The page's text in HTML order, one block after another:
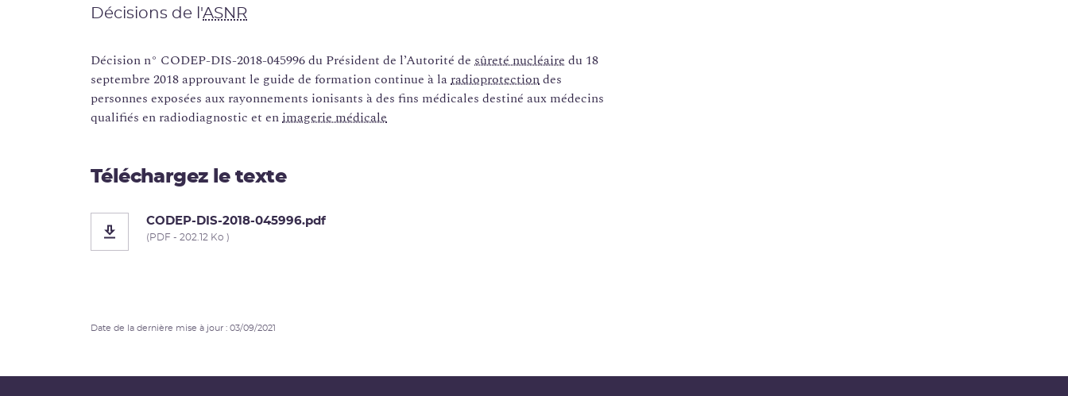
Décisions de l'ASNR
Décision n° CODEP-DIS-2018-045996 du Président de l’Autorité de sûreté nucléaire du 18
septembre 2018 approuvant le guide de formation continue à laradioprotectiondes
personnes exposées aux rayonnements ionisants à des fins médicales destiné aux médecins
qualifiés en radiodiagnostic et enimagerie médicale
Téléchargez le texte
CODEP-DIS-2018-045996.pdf
(PDF - 202.12 Ko )
Date de la dernière mise à jour : 03/09/2021